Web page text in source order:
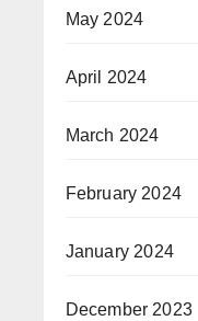
May 2024
April 2024
March 2024
February 2024
January 2024
December 2023